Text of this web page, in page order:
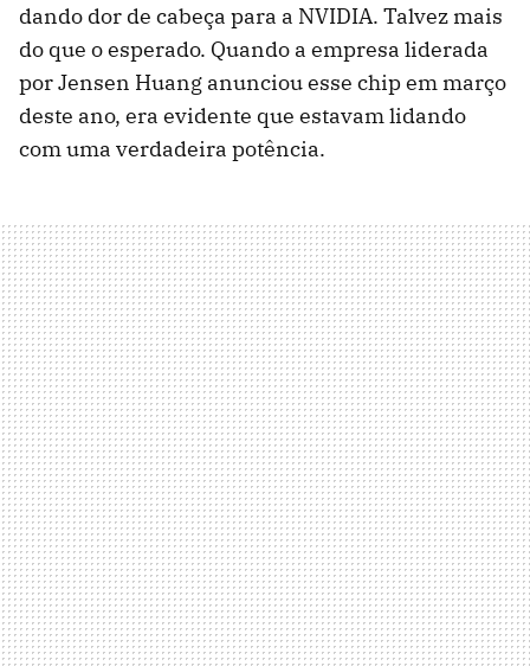
dando dor de cabeça para a NVIDIA. Talvez mais
do que o esperado. Quando a empresa liderada
por Jensen Huang anunciou esse chip em março
deste ano, era evidente que estavam lidando
com uma verdadeira potência.